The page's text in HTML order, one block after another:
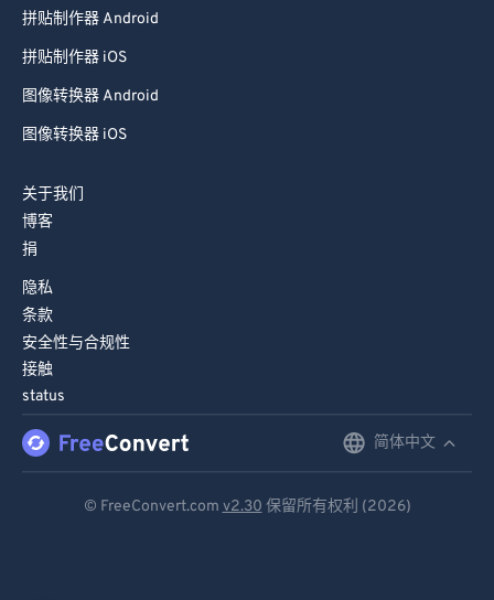
拼贴制作器 Android
拼贴制作器 iOS
图像转换器 Android
图像转换器 iOS
关于我们
博客
捐
隐私
条款
安全性与合规性
接触
status
简体中文
© FreeConvert.com v2.30 保留所有权利 (2026)